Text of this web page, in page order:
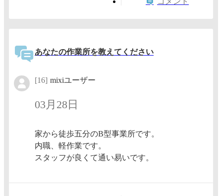
あなたの作業所を教えてください
[16] mixiユーザー
03月28日
家から徒歩五分のB型事業所です。
内職、軽作業です。
スタッフが良くて通い易いです。